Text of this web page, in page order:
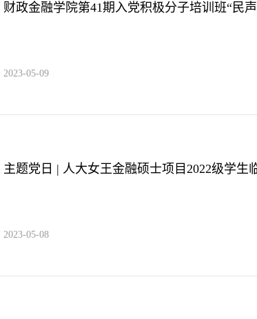
财政金融学院第41期入党积极分子培训班“民
2023-05-09
主题党日 | 人大女王金融硕士项目2022级学生
2023-05-08